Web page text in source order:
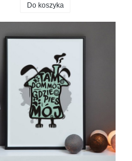
Do koszyka